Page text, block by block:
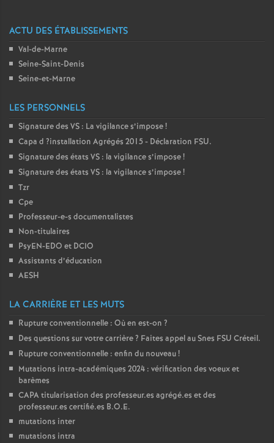
d
e
g
é
a
n
ACTU DES ÉTABLISSEMENTS
Val-de-Marne
Seine-Saint-Denis
Seine-et-Marne
LES PERSONNELS
Signature des VS : La vigilance s’impose!
Capa d ?installation Agrégés 2015 - Déclaration FSU.
Signature des états VS : la vigilance s’impose!
Signature des états VS : la vigilance s’impose!
Tzr
Cpe
Professeur-e-s documentalistes
Non-titulaires
PsyEN-EDO et DCIO
Assistants d’éducation
AESH
LA CARRIÈRE ET LES MUTS
Rupture conventionnelle : Où en est-on ?
Des questions sur votre carrière? Faites appel au Snes FSU Créteil.
Rupture conventionnelle : enfin du nouveau!
Mutations intra-académiques 2024 : vérification des voeux et
barèmes
CAPAtitularisation des professeur.es agrégé.es et des
professeur.es certifié.es B.O.E.
mutations inter
mutations intra